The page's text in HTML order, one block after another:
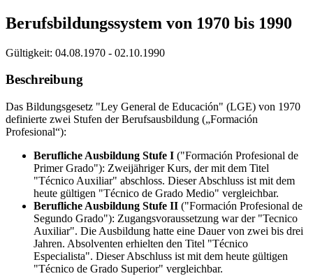
Berufsbildungssystem von 1970 bis 1990
Gültigkeit: 04.08.1970 - 02.10.1990
Beschreibung
Das Bildungsgesetz "Ley General de Educación" (LGE) von 1970
definierte zwei Stufen der Berufsausbildung („Formación
Profesional“):
Berufliche Ausbildung Stufe I ("Formación Profesional de
Primer Grado"): Zweijähriger Kurs, der mit dem Titel
"Técnico Auxiliar" abschloss. Dieser Abschluss ist mit dem
heute gültigen "Técnico de Grado Medio" vergleichbar.
Berufliche Ausbildung Stufe II ("Formación Profesional de
Segundo Grado"): Zugangsvoraussetzung war der "Tecnico
Auxiliar". Die Ausbildung hatte eine Dauer von zwei bis drei
Jahren. Absolventen erhielten den Titel "Técnico
Especialista". Dieser Abschluss ist mit dem heute gültigen
"Técnico de Grado Superior" vergleichbar.